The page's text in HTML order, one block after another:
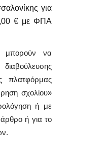
για
€ με ΦΠΑ
μπορούν να
πλατφόρμας
σχολίου»
ή με
ή για το